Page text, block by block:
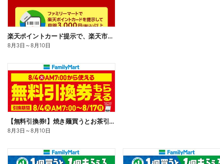
楽天ポイントカード提示で、楽天市場でのお買い物がおトクに!
8月3日 ～8月10日
【無料引換券!】焼き麺買うとお茶引換券貰える!
8月3日 ～8月10日